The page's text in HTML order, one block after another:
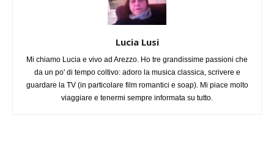
Lucia Lusi
Mi chiamo Lucia e vivo ad Arezzo. Ho tre grandissime passioni che
da un po' di tempo coltivo: adoro la musica classica, scrivere e
guardare la TV (in particolare film romantici e soap). Mi piace molto
viaggiare e tenermi sempre informata su tutto.